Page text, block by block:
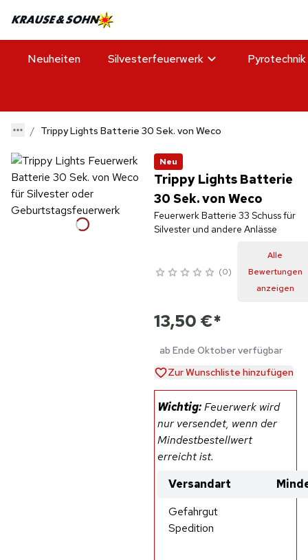
Neuheiten Silvesterfeuerwerk Pyrotechnik
Trippy Lights Batterie 30 Sek. von Weco
Neu
Trippy Lights Batterie
30 Sek. von Weco
Feuerwerk Batterie 33 Schuss für
Silvester und andere Anlässe
0
Alle
Bewertungen
anzeigen
13,50 €*
ab Ende Oktober verfügbar
Zur Wunschliste hinzufügen
Wichtig:Feuerwerk wird
nur versendet, wenn der
Mindestbestellwert
erreicht ist.
Versandart
Gefahrgut
Spedition